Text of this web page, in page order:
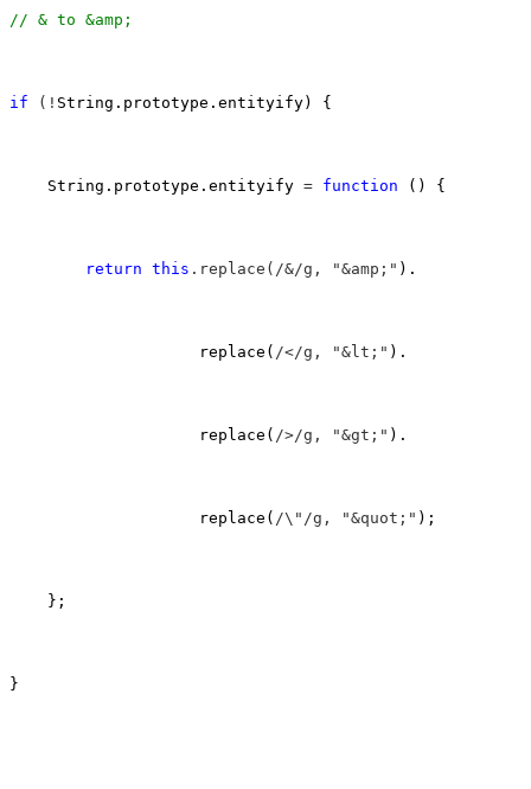
// & to &amp;
if (! String.prototype.entityify) {
    String.prototype.entityify
= function () {
return this .replace(/&/g, "&amp;" ).
                    replace(
/</g, "&lt;" ).
                    replace(
/>/g, "&gt;" ).
                    replace(
/\"/g, "&quot;" );
    };
}